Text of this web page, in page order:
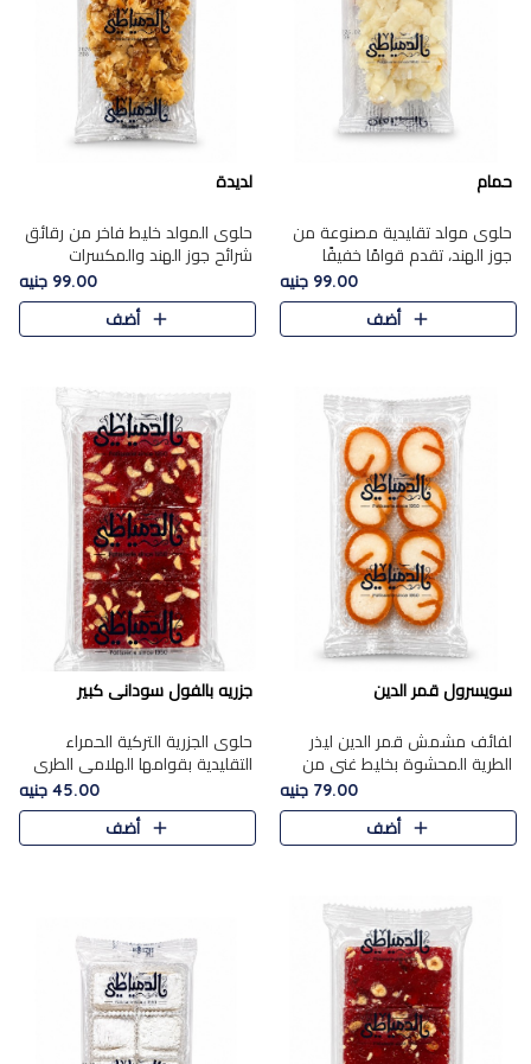
حمام
حلوى مولد تقليدية مصنوعة من
جوز الهند، تقدم قوامًا خفيفًا
ونكهة شرقية أصيلة تجسد روح
الـموسم الأعياد.
99.00 جنيه
أضف
لديدة
حلوى المولد خليط فاخر من رقائق
شرائح جوز الهند والمكسرات
المحمصة، متماسك بشراب حلاوة
الكراميل الخفيفة ليمنحك قرمشة
غنية ومذاقًا شرقيًا أصيلً..
99.00 جنيه
أضف
سويسرول قمر الدين
لفائف مشمش قمر الدين ليذر
الطرية المحشوة بخليط غني من
جوز الهند الأبيض والمكسرات
الفاخرة، يقدم المذاق الحلو
الطبيعي لقمر الدين و تجمع بين
79.00 جنيه
أضف
جزريه بالفول سودانى كبير
حلوى الجزرية التركية الحمراء
التقليدية بقوامها الهلامي الطري
ولونها الأحمر المميز، محشوة
بسخاء بالفول السوداني المحمص
لتمنحك توازنًا رائعًا ..
45.00 جنيه
أضف